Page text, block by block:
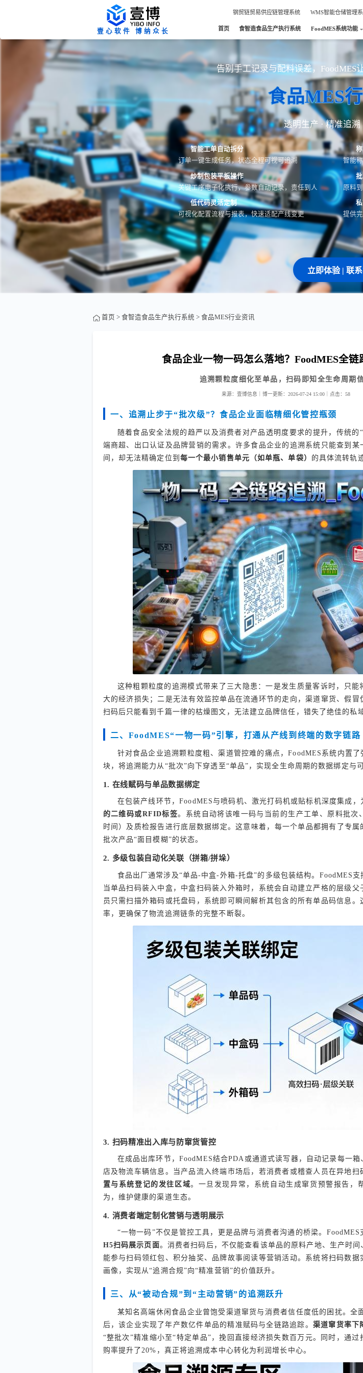
钢贸链贸易供应链管理系统 WMS智能仓储管理
壹心软件 博纳众长 首页 食智造食品生产执行系统 FoodMES系统功能
告别手工记录与配料误差，FoodMES
食品MES
透明生产 · 精准追溯
智能工单自动拆分
订单一键生成任务，状态全程可视可追溯
智能
炒制包装平板操作
关键工序电子化执行，参数自动记录，责任到人
原料
低代码灵活定制
可视化配置流程与报表，快速适配产线变更
提供
立即体验 | 联系
首页 > 食智造食品生产执行系统 > 食品MES行业资讯
食品企业一物一码怎么落地？FoodMES全链
追溯颗粒度细化至单品，扫码即知全生命周期
来源：壹博信息｜博一更新：2026-07-24 15:00｜ 点击： 58
一、追溯止步于“批次级”？食品企业面临精细化管控瓶颈
随着食品安全法规的趋严以及消费者对产品透明度要求的提升，传统的
端商超、出口认证及品牌营销的需求。许多食品企业的追溯系统只能查到
间，却无法精确定位到 每一个最小销售单元（如单瓶、单袋） 的具体流转轨
这种粗颗粒度的追溯模式带来了三大隐患：一是发生质量客诉时，只能
大的经济损失；二是无法有效监控单品在流通环节的走向，渠道窜货、假
扫码后只能看到千篇一律的枯燥图文，无法建立品牌信任，错失了绝佳的私
二、FoodMES“一物一码”引擎，打通从产线到终端的数字链路
针对食品企业追溯颗粒度粗、渠道管控难的痛点，FoodMES系统内置
块，将追溯能力从“批次”向下穿透至“单品”，实现全生命周期的数据绑定与可
1. 在线赋码与单品数据绑定
在包装产线环节，FoodMES与喷码机、激光打码机或贴标机深度集成，
的二维码或RFID标签。系统自动将该唯一码与当前的生产工单、原料批次
时间）及质检报告进行底层数据绑定。这意味着，每一个单品都拥有了专属
批次产品“面目模糊”的状态。
2. 多级包装自动化关联（拼箱/拼垛）
食品出厂通常涉及“单品-中盒-外箱-托盘”的多级包装结构。FoodMES支
当单品扫码装入中盒，中盒扫码装入外箱时，系统会自动建立严格的层级
员只需扫描外箱码或托盘码，系统即可瞬间解析其包含的所有单品码信息
率，更确保了物流追溯链条的完整不断裂。
3. 扫码精准出入库与防窜货管控
在成品出库环节，FoodMES结合PDA或通道式读写器，自动记录每一箱
店及物流车辆信息。当产品流入终端市场后，若消费者或稽查人员在异地扫
置与系统登记的发往区域。一旦发现异常，系统自动生成窜货预警报告，
为，维护健康的渠道生态。
4. 消费者端定制化营销与透明展示
“一物一码”不仅是管控工具，更是品牌与消费者沟通的桥梁。FoodMES
H5扫码展示页面。消费者扫码后，不仅能查看该单品的原料产地、生产时
能参与扫码领红包、积分抽奖、品牌故事阅读等营销活动。系统将扫码数
画像，实现从“追溯合规”向“精准营销”的价值跃升。
三、从“被动合规”到“主动营销”的追溯跃升
某知名高端休闲食品企业曾饱受渠道窜货与消费者信任度低的困扰。全
后，该企业实现了年产数亿件单品的精准赋码与全链路追踪。 渠道窜货率下
“整批次”精准缩小至“特定单品”，挽回直接经济损失数百万元。同时，通过
购率提升了20%，真正将追溯成本中心转化为利润增长中心。